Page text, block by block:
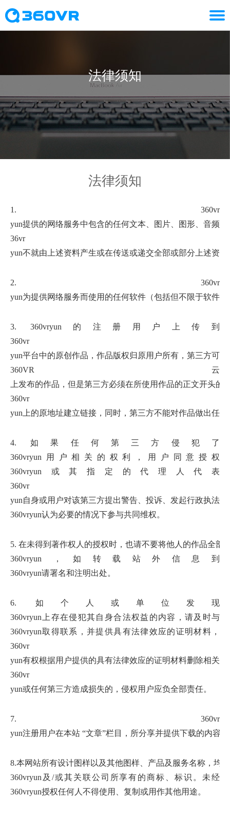
法律须知
法律须知
1. 360vr
yun提供的网络服务中包含的任何文本、图片、图形、音频
36vr
yun不就由上述资料产生或在传送或递交全部或部分上述资
2. 360vr
yun为提供网络服务而使用的任何软件（包括但不限于软件
3. 360vryun的注册用户上传到
360vr
yun平台中的原创作品，作品版权归原用户所有，第三方可
360VR云
上发布的作品，但是第三方必须在所使用作品的正文开头
360vr
yun上的原地址建立链接，同时，第三方不能对作品做出任
4. 如果任何第三方侵犯了
360vryun用户相关的权利，用户同意授权
360vryun或其指定的代理人代表
360vr
yun自身或用户对该第三方提出警告、投诉、发起行政执法
360vryun认为必要的情况下参与共同维权。
5. 在未得到著作权人的授权时，也请不要将他人的作品全部
360vryun，如转载站外信息到
360vryun请署名和注明出处。
6. 如个人或单位发现
360vryun上存在侵犯其自身合法权益的内容，请及时与
360vryun取得联系，并提供具有法律效应的证明材料，
360vr
yun有权根据用户提供的具有法律效应的证明材料删除相关
360vr
yun或任何第三方造成损失的，侵权用户应负全部责任。
7. 360vr
yun注册用户在本站 “文章”栏目，所分享并提供下载的内容
8.本网站所有设计图样以及其他图样、产品及服务名称，均为
360vryun及/或其关联公司所享有的商标、标识。未经
360vryun授权任何人不得使用、复制或用作其他用途。